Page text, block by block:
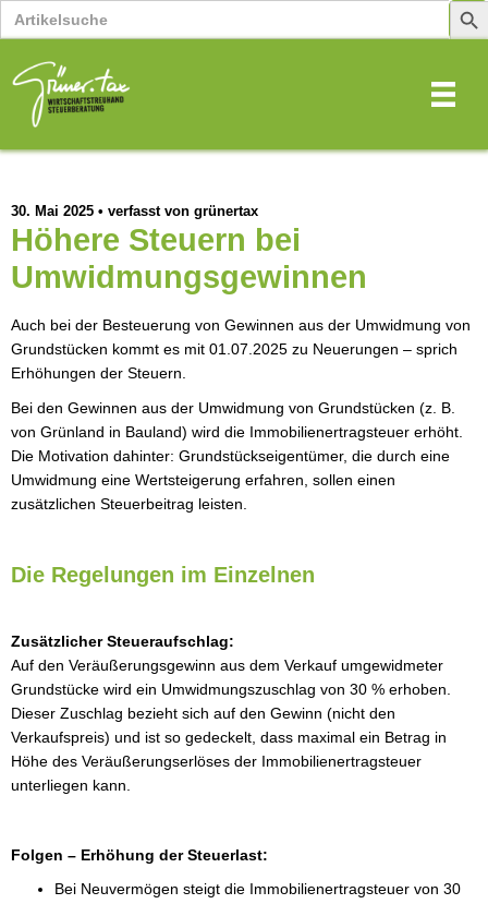
Search
for:
30. Mai 2025 • verfasst von grünertax
Höhere Steuern bei
Umwidmungsgewinnen
Auch bei der Besteuerung von Gewinnen aus der Umwidmung von
Grundstücken kommt es mit 01.07.2025 zu Neuerungen – sprich
Erhöhungen der Steuern.
Bei den Gewinnen aus der Umwidmung von Grundstücken (z. B.
von Grünland in Bauland) wird die Immobilienertragsteuer erhöht.
Die Motivation dahinter: Grundstückseigentümer, die durch eine
Umwidmung eine Wertsteigerung erfahren, sollen einen
zusätzlichen Steuerbeitrag leisten.
Die Regelungen im Einzelnen
Zusätzlicher Steueraufschlag:
Auf den Veräußerungsgewinn aus dem Verkauf umgewidmeter
Grundstücke wird ein Umwidmungszuschlag von 30 % erhoben.
Dieser Zuschlag bezieht sich auf den Gewinn (nicht den
Verkaufspreis) und ist so gedeckelt, dass maximal ein Betrag in
Höhe des Veräußerungserlöses der Immobilienertragsteuer
unterliegen kann.
Folgen – Erhöhung der Steuerlast:
Bei Neuvermögen steigt die Immobilienertragsteuer von 30